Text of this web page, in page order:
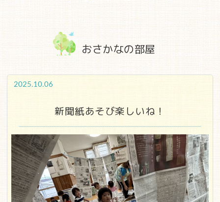
おさかなの部屋
2025.10.06
新聞紙あそび楽しいね！